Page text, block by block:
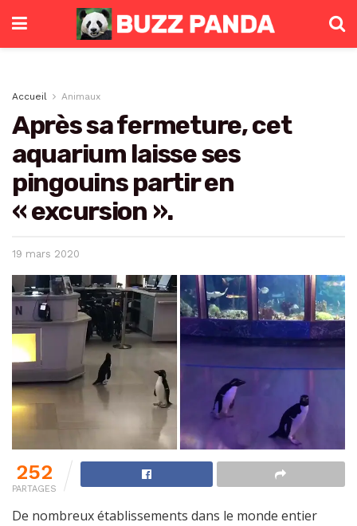
Accueil Animaux
Après sa fermeture, cet
aquarium laisse ses
pingouins partir en
« excursion ».
19 mars 2020
252
PARTAGES
De nombreux établissements dans le monde entier